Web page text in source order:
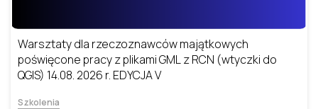
Warsztaty dla rzeczoznawców majątkowych
poświęcone pracy z plikami GML z RCN (wtyczki do
QGIS) 14.08. 2026 r. EDYCJA V
Szkolenia